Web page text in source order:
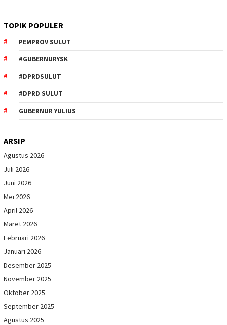
TOPIK POPULER
PEMPROV SULUT
#GUBERNURYSK
#DPRDSULUT
#DPRD SULUT
GUBERNUR YULIUS
ARSIP
Agustus 2026
Juli 2026
Juni 2026
Mei 2026
April 2026
Maret 2026
Februari 2026
Januari 2026
Desember 2025
November 2025
Oktober 2025
September 2025
Agustus 2025